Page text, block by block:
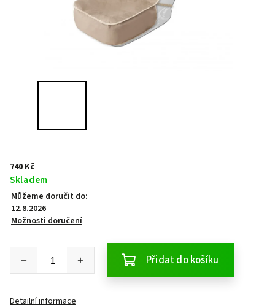
740 Kč
Skladem
Můžeme doručit do:
12.8.2026
Možnosti doručení
Přidat do košíku
Detailní informace